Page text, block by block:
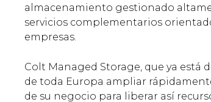
almacenamiento gestionado
servicios complementarios
empresas.
Colt Managed Storage, que ya está
de toda Europa ampliar
de su negocio para liberar así